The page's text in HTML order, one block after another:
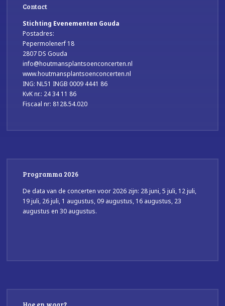
Contact
Stichting Evenementen Gouda
Postadres:
Pepermolenerf 18
2807 DS Gouda
info@houtmansplantsoenconcerten.nl
www.houtmansplantsoenconcerten.nl
ING: NL51 INGB 0009 4441 86
KvK nr.: 24 34 11 86
Fiscaal nr: 8128.54.020
Programma 2026
De data van de concerten voor 2026 zijn: 28 juni, 5 juli, 12 juli,
19 juli, 26 juli, 1 augustus, 09 augustus, 16 augustus, 23
augustus en 30 augustus.